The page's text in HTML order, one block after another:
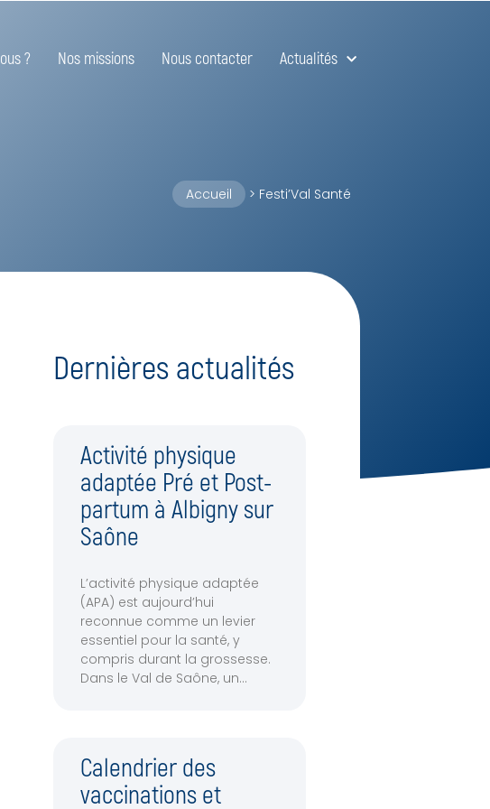
? Nos missions Nous contacter Actualités
Accueil > Festi’Val Santé
Dernières actualités
Activité physique
adaptée Pré et Post-
partum à Albigny sur
Saône
L’activité physique adaptée
(APA) est aujourd’hui
reconnue comme un levier
essentiel pour la santé, y
compris durant la grossesse.
Dans le Val de Saône, un
Calendrier des
vaccinations et